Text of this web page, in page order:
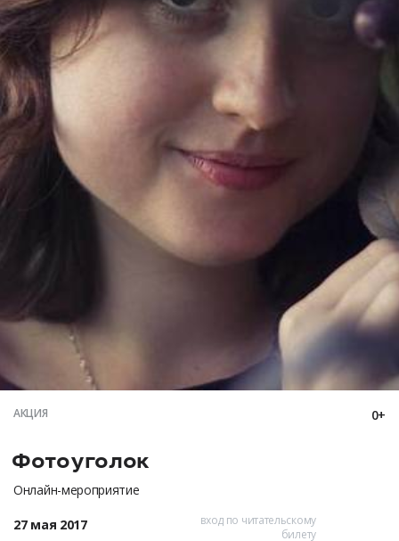
АКЦИЯ 0+
Фотоуголок
Онлайн-мероприятие
27 мая 2017
вход по читательскому
билету